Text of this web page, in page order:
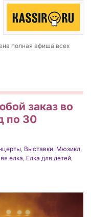
полная афиша всех
заказ во
по 30
, Выставки, Мюзикл,
елка, Елка для детей,